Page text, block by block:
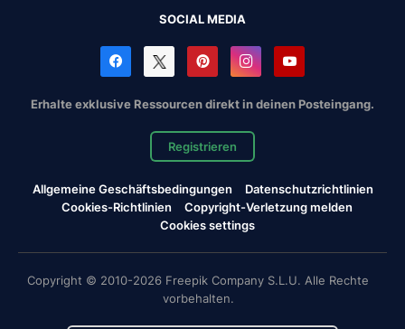
SOCIAL MEDIA
Erhalte exklusive Ressourcen direkt in deinen Posteingang.
Registrieren
Allgemeine Geschäftsbedingungen
Datenschutzrichtlinien
Cookies-Richtlinien
Copyright-Verletzung melden
Cookies settings
Copyright © 2010-2026 Freepik Company S.L.U. Alle Rechte
vorbehalten.